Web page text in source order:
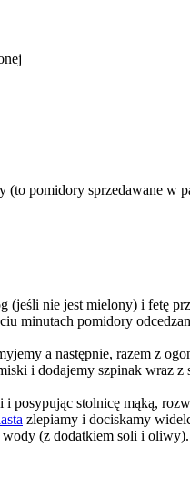
pomidory sprzedawane w
(jeśli nie jest mielony) i fetę
minutach pomidory
a następnie, razem z
i dodajemy szpinak wraz
stolnicę mąką,
zlepiamy i dociskamy
(z dodatkiem soli i